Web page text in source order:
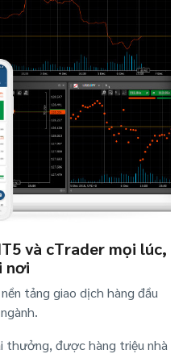
và cTrader mọi lúc,
nơi
tảng giao dịch hàng đầu
thưởng, được hàng triệu nhà